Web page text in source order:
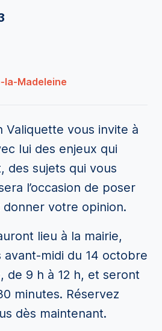
la-Madeleine
Valiquette vous invite à
lui des enjeux qui
des sujets qui vous
l’occasion de poser
votre opinion.
lieu à la mairie,
avant-midi du 14 octobre
de 9 h à 12 h, et seront
minutes. Réservez
dès maintenant.